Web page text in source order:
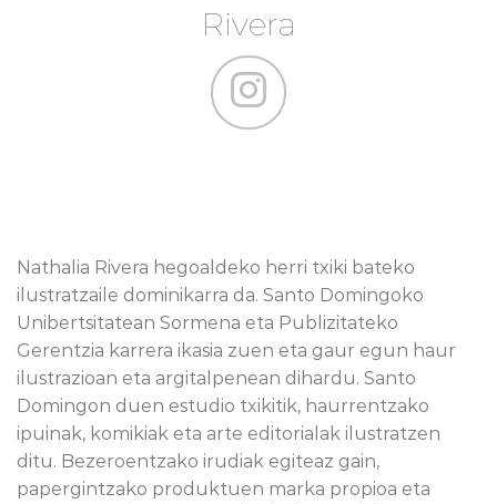
Rivera
Nathalia Rivera hegoaldeko herri txiki bateko
ilustratzaile dominikarra da. Santo Domingoko
Unibertsitatean Sormena eta Publizitateko
Gerentzia karrera ikasia zuen eta gaur egun haur
ilustrazioan eta argitalpenean dihardu. Santo
Domingon duen estudio txikitik, haurrentzako
ipuinak, komikiak eta arte editorialak ilustratzen
ditu. Bezeroentzako irudiak egiteaz gain,
papergintzako produktuen marka propioa eta